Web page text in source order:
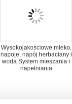
Wysokojakościowe mleko,
napoje, napój herbaciany i
woda System mieszania i
napełniania